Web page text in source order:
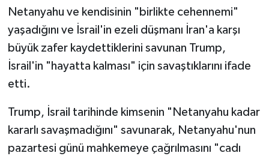
Netanyahu ve kendisinin "birlikte cehennemi"
yaşadığını ve İsrail'in ezeli düşmanı İran'a karşı
büyük zafer kaydettiklerini savunan Trump,
İsrail'in "hayatta kalması" için savaştıklarını ifade
etti.
Trump, İsrail tarihinde kimsenin "Netanyahu kadar
kararlı savaşmadığını" savunarak, Netanyahu'nun
pazartesi günü mahkemeye çağrılmasını "cadı